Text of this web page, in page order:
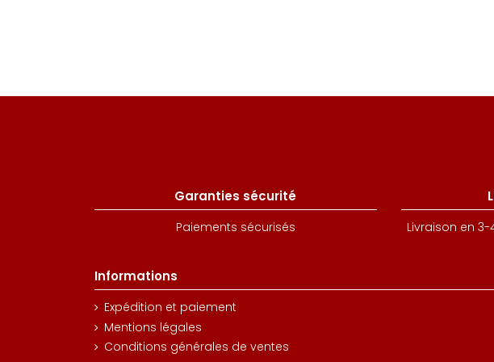
Garanties sécurité
Paiements sécurisés Livraison en
Informations
Expédition et paiement
Mentions légales
Conditions générales de ventes